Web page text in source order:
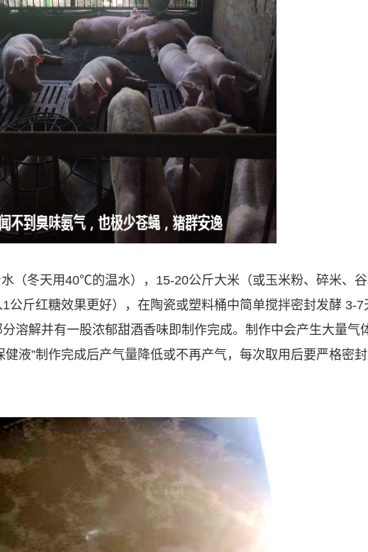
（冬天用40℃的温水），15-20公斤大米（或玉米粉、碎米、
公斤红糖效果更好），在陶瓷或塑料桶中简单搅拌密封发酵 3-
溶解并有一股浓郁甜酒香味即制作完成。制作中会产生大量气
液”制作完成后产气量降低或不再产气，每次取用后要严格密